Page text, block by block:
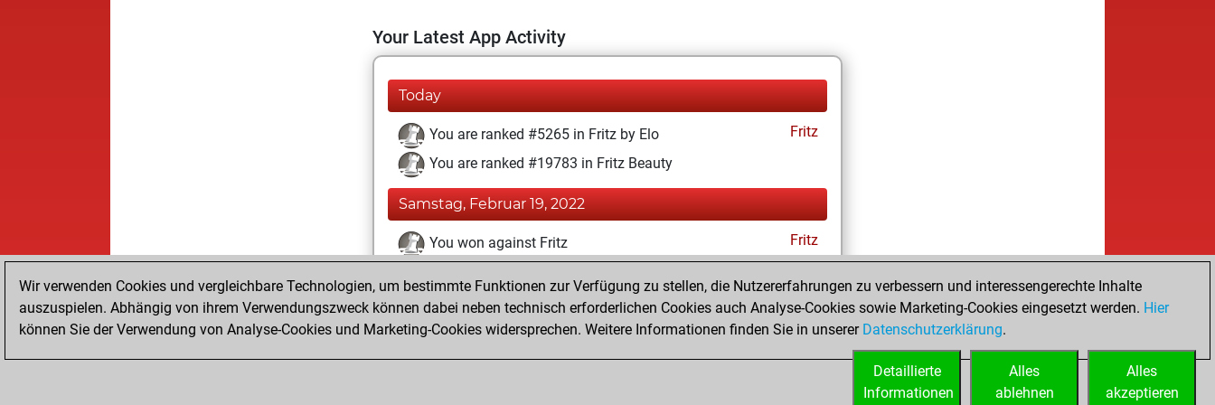
Your Latest App Activity
Today
You are ranked #5265 in Fritz by Elo
Fritz
You are ranked #19783 in Fritz Beauty
Samstag, Februar 19, 2022
You won against Fritz
Fritz
You achieved a new Elo of 1619
You created your Fritz account
Wir verwenden Cookies und vergleichbare Technologien, um bestimmte Funktionen zur Verfügung zu stellen, die Nutzererfahrungen zu verbessern und interessengerechte Inhalte
auszuspielen. Abhängig von ihrem Verwendungszweck können dabei neben technisch erforderlichen Cookies auch Analyse-Cookies sowie Marketing-Cookies eingesetzt werden. Hier
können Sie der Verwendung von Analyse-Cookies und Marketing-Cookies widersprechen. Weitere Informationen finden Sie in unserer Datenschutzerklärung.
Alles
akzeptieren
Alles
ablehnen
Detaillierte
Informationen